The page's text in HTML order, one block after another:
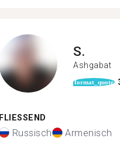
S.
Ashgabat
format_quote
FLIESSEND
Russisch Armenisch